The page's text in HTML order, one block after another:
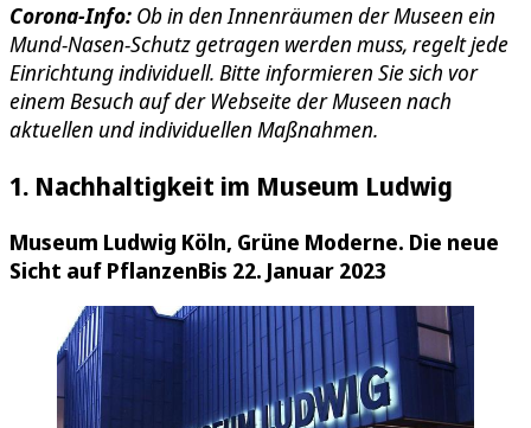
Corona-Info: Ob in den Innenräumen der Museen ein
Mund-Nasen-Schutz getragen werden muss, regelt jede
Einrichtung individuell. Bitte informieren Sie sich vor
einem Besuch auf der Webseite der Museen nach
aktuellen und individuellen Maßnahmen.
1. Nachhaltigkeit im Museum Ludwig
Museum Ludwig Köln, Grüne Moderne. Die neue
Sicht auf PflanzenBis 22. Januar 2023